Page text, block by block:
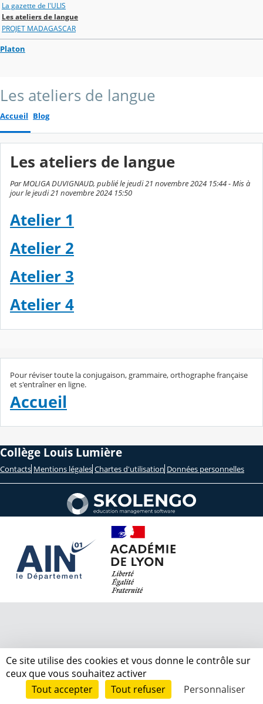
La gazette de l'ULIS
Les ateliers de langue
PROJET MADAGASCAR
Platon
Les ateliers de langue
Accueil Blog
Les ateliers de langue
Par MOLIGA DUVIGNAUD, publié le jeudi 21 novembre 2024 15:44 - Mis à
jour le jeudi 21 novembre 2024 15:50
Atelier 1
Atelier 2
Atelier 3
Atelier 4
Pour réviser toute la conjugaison, grammaire, orthographe française
et s'entraîner en ligne.
Accueil
Collège Louis Lumière
Contacts Mentions légales Chartes d'utilisation Données personnelles
Ce site utilise des cookies et vous donne le contrôle sur
ceux que vous souhaitez activer
Tout accepter
Tout refuser Personnaliser